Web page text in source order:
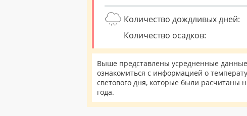
Количество дождливых дней:
Количество осадков:
Выше представлены усредненные
ознакомиться с информацией о
светового дня, которые были расчитаны
года.